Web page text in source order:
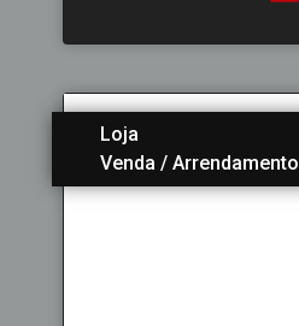
Loja
Venda / Arrendamento